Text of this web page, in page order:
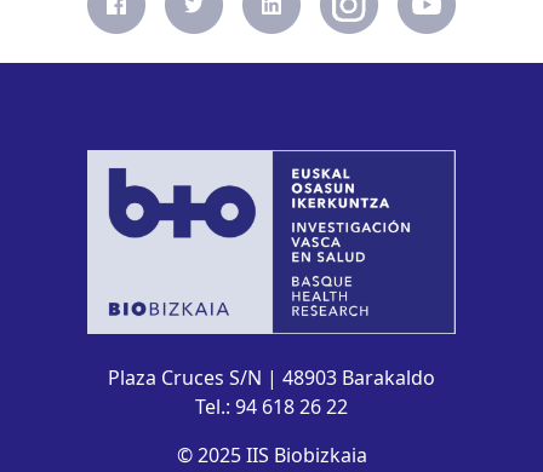
Plaza Cruces S/N | 48903 Barakaldo
Tel.: 94 618 26 22
© 2025 IIS Biobizkaia